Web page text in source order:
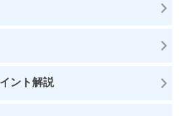
ント解説